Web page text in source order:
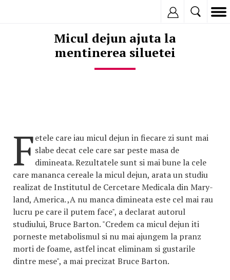
Micul dejun ajuta la
mentinerea siluetei
Fetele care iau micul dejun in fiecare zi sunt mai
slabe decat cele care sar peste masa de
dimineata. Rezultatele sunt si mai bune la cele
care mananca cereale la micul dejun, arata un studiu
realizat de Institutul de Cercetare Medicala din Mary-
land, America. ,A nu manca dimineata este cel mai rau
lucru pe care il putem face", a declarat autorul
studiului, Bruce Barton. "Credem ca micul dejun iti
porneste metabolismul si nu mai ajungem la pranz
morti de foame, astfel incat eliminam si gustarile
dintre mese", a mai precizat Bruce Barton.